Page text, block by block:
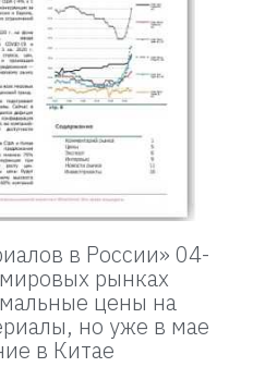
в России» 04-
рынках
цены на
но уже в мае
в Китае